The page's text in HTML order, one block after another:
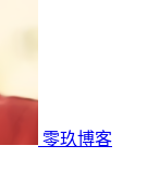
零玖博客